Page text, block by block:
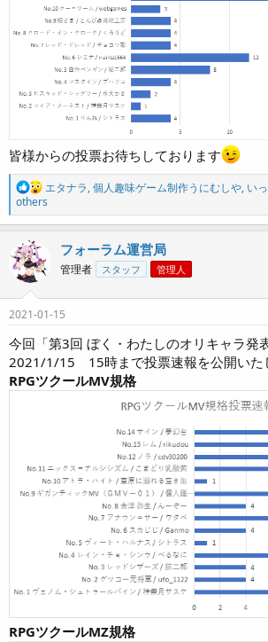
皆様からの投票お待ちしております
R
e
a
c
i
o
s
:
エタナラ,個人趣味ゲーム制作うにむしや, い
others
フォーラム運営局
管理者 スタッフ 管理人
2021-01-15
今回「第3回 ぼく・わたしのオリキャラ発
2021/1/15 15時まで投票速報を公開いた
RPGツクールMV規格
RPGツクールMZ規格